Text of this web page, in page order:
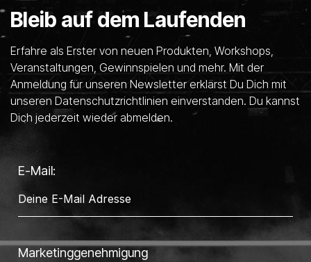
Bleib auf dem Laufenden
Erfahre als Erster von neuen Produkten, Workshops,
Veranstaltungen, Gewinnspielen und mehr. Mit der
Anmeldung für unseren Newsletter erklärst Du Dich mit
unseren Datenschutzrichtlinien einverstanden. Du kannst
Dich jederzeit wieder abmelden.
E-Mail:
Marketinggenehmigung